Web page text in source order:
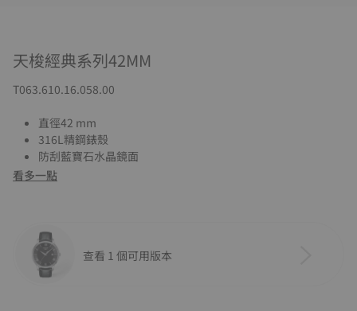
天梭經典系列42MM
T063.610.16.058.00
直徑42 mm
316L精鋼錶殼
防刮藍寶石水晶鏡面
看多一點
查看 1 個可用版本